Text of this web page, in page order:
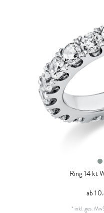
Ring 14 kt
ab
* inkl. ges.